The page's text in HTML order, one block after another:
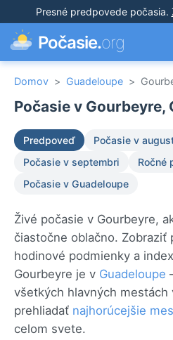
Presné predpovede počasia.
Počasie.org
Domov > Guadeloupe >
Počasie v
Predpoveď
Počasie v
Počasie v septembri
Ročné
Počasie v Guadeloupe
Živé počasie v Gourbeyre,
čiastočne oblačno. Zobraziť
hodinové podmienky a
Gourbeyre je v Guadeloupe
všetkých hlavných mestách
prehliadať najhorúcejšie
celom svete.